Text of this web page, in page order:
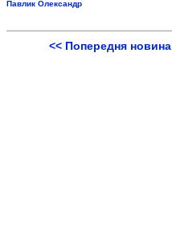
Павлик Олександр
<< Попередня новина